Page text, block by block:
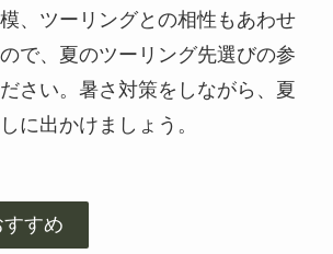
、ツーリングとの相性もあわせ
で、夏のツーリング先選びの参
さい。暑さ対策をしながら、夏
に出かけましょう。
すめ